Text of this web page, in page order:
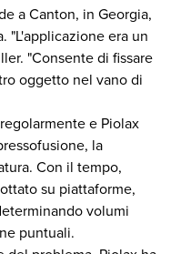
a Canton, in Georgia,
"L'applicazione era un
"Consente di fissare
oggetto nel vano di
e Piolax
la
Con il tempo,
su piattaforme,
volumi
puntuali.